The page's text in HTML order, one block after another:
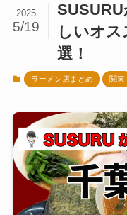
しいオ
選！
2025
5/19
ラーメン店まとめ 関東